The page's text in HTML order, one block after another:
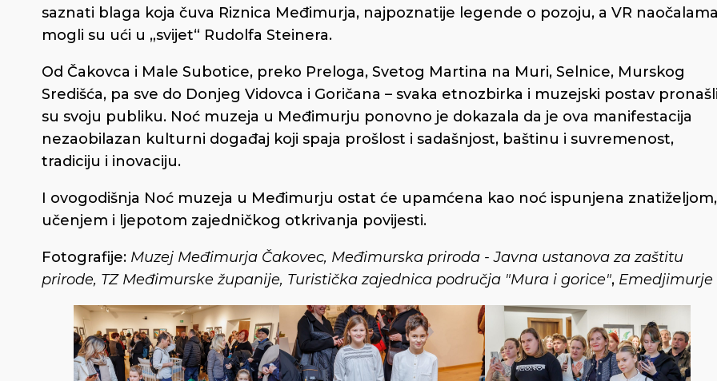
saznati blaga koja čuva Riznica Međimurja, najpoznatije legende o pozoju, a VR
mogli su ući u „svijet“ Rudolfa Steinera.
Od Čakovca i Male Subotice, preko Preloga, Svetog Martina na Muri, Selnice, Murskog
Središća, pa sve do Donjeg Vidovca i Goričana – svaka etnozbirka i muzejski postav
su svoju publiku. Noć muzeja u Međimurju ponovno je dokazala da je ova manifestacija
nezaobilazan kulturni događaj koji spaja prošlost i sadašnjost, baštinu i suvremenost,
tradiciju i inovaciju.
I ovogodišnja Noć muzeja u Međimurju ostat će upamćena kao noć ispunjena znatiželjom,
učenjem i ljepotom zajedničkog otkrivanja povijesti.
Fotografije: Muzej Međimurja Čakovec, Međimurska priroda - Javna ustanova za zaštitu
prirode, TZ Međimurske županije, Turistička zajednica područja "Mura i gorice", Emedjimurje